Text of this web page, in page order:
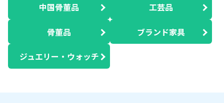
中国骨董品 工芸品
骨董品 ブランド家具
ジュエリー・ウォッチ